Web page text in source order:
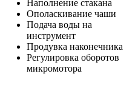
Наполнение стакана
Ополаскивание чаши
Подача воды на
инструмент
Продувка наконечника
Регулировка оборотов
микромотора